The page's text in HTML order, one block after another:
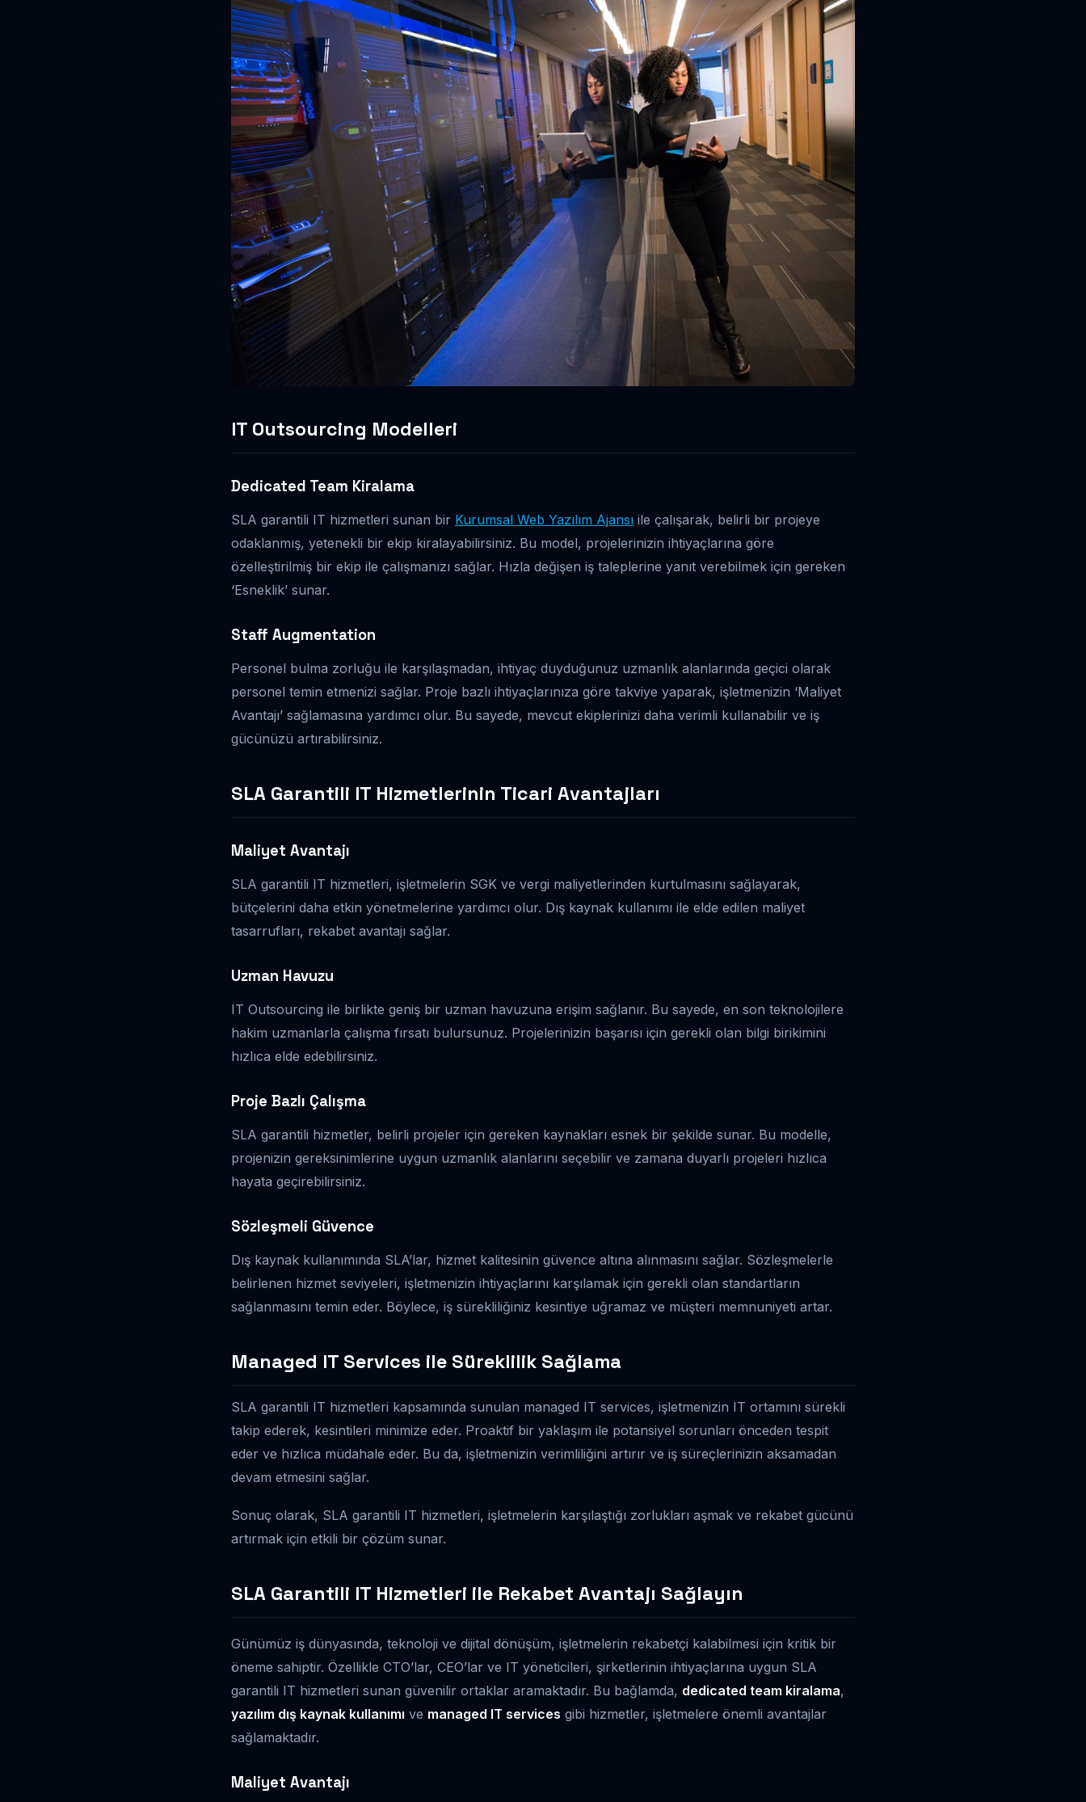
IT Outsourcing Modelleri
Dedicated Team Kiralama
SLA garantili IT hizmetleri sunan bir Kurumsal Web Yazılım Ajansı ile çalışarak, belirli bir projeye
odaklanmış, yetenekli bir ekip kiralayabilirsiniz. Bu model, projelerinizin ihtiyaçlarına göre
özelleştirilmiş bir ekip ile çalışmanızı sağlar. Hızla değişen iş taleplerine yanıt verebilmek için gereken
‘Esneklik’ sunar.
Staff Augmentation
Personel bulma zorluğu ile karşılaşmadan, ihtiyaç duyduğunuz uzmanlık alanlarında geçici olarak
personel temin etmenizi sağlar. Proje bazlı ihtiyaçlarınıza göre takviye yaparak, işletmenizin ‘Maliyet
Avantajı’ sağlamasına yardımcı olur. Bu sayede, mevcut ekiplerinizi daha verimli kullanabilir ve iş
gücünüzü artırabilirsiniz.
SLA Garantili IT Hizmetlerinin Ticari Avantajları
Maliyet Avantajı
SLA garantili IT hizmetleri, işletmelerin SGK ve vergi maliyetlerinden kurtulmasını sağlayarak,
bütçelerini daha etkin yönetmelerine yardımcı olur. Dış kaynak kullanımı ile elde edilen maliyet
tasarrufları, rekabet avantajı sağlar.
Uzman Havuzu
IT Outsourcing ile birlikte geniş bir uzman havuzuna erişim sağlanır. Bu sayede, en son teknolojilere
hakim uzmanlarla çalışma fırsatı bulursunuz. Projelerinizin başarısı için gerekli olan bilgi birikimini
hızlıca elde edebilirsiniz.
Proje Bazlı Çalışma
SLA garantili hizmetler, belirli projeler için gereken kaynakları esnek bir şekilde sunar. Bu modelle,
projenizin gereksinimlerine uygun uzmanlık alanlarını seçebilir ve zamana duyarlı projeleri hızlıca
hayata geçirebilirsiniz.
Sözleşmeli Güvence
Dış kaynak kullanımında SLA’lar, hizmet kalitesinin güvence altına alınmasını sağlar. Sözleşmelerle
belirlenen hizmet seviyeleri, işletmenizin ihtiyaçlarını karşılamak için gerekli olan standartların
sağlanmasını temin eder. Böylece, iş sürekliliğiniz kesintiye uğramaz ve müşteri memnuniyeti artar.
Managed IT Services ile Süreklilik Sağlama
SLA garantili IT hizmetleri kapsamında sunulan managed IT services, işletmenizin IT ortamını sürekli
takip ederek, kesintileri minimize eder. Proaktif bir yaklaşım ile potansiyel sorunları önceden tespit
eder ve hızlıca müdahale eder. Bu da, işletmenizin verimliliğini artırır ve iş süreçlerinizin aksamadan
devam etmesini sağlar.
Sonuç olarak, SLA garantili IT hizmetleri, işletmelerin karşılaştığı zorlukları aşmak ve rekabet gücünü
artırmak için etkili bir çözüm sunar.
SLA Garantili IT Hizmetleri ile Rekabet Avantajı Sağlayın
Günümüz iş dünyasında, teknoloji ve dijital dönüşüm, işletmelerin rekabetçi kalabilmesi için kritik bir
öneme sahiptir. Özellikle CTO’lar, CEO’lar ve IT yöneticileri, şirketlerinin ihtiyaçlarına uygun SLA
garantili IT hizmetleri sunan güvenilir ortaklar aramaktadır. Bu bağlamda, dedicated team kiralama,
yazılım dış kaynak kullanımı ve managed IT services gibi hizmetler, işletmelere önemli avantajlar
sağlamaktadır.
Maliyet Avantajı